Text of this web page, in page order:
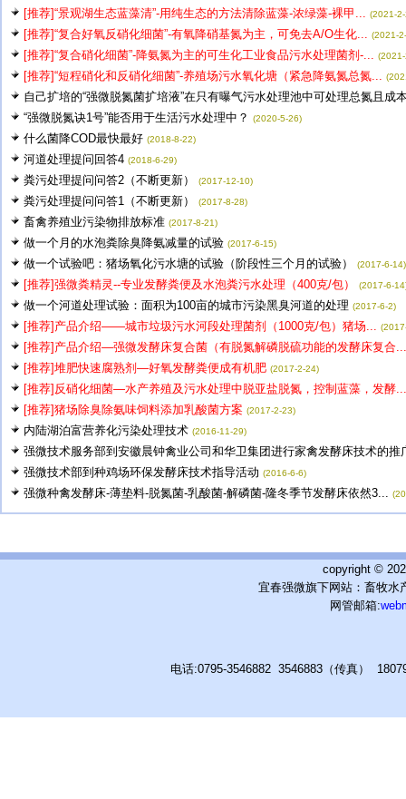
[推荐]“景观湖生态蓝藻清”-用纯生态的方法清除蓝藻-浓绿藻-裸甲... (2021-
[推荐]“复合好氧反硝化细菌”-有氧降硝基氮为主，可免去A/O生化... (2021-
[推荐]“复合硝化细菌”-降氨氮为主的可生化工业食品污水处理菌剂-...
[推荐]“短程硝化和反硝化细菌”-养殖场污水氧化塘（紧急降氨氮总氮...
自己扩培的“强微脱氮菌扩培液”在只有曝气污水处理池中可处理总氮且成
“强微脱氮诀1号”能否用于生活污水处理中？
(2020-5-26)
什么菌降COD最快最好 (2018-8-22)
河道处理提问回答4 (2018-6-29)
粪污处理提问问答2（不断更新） (2017-12-10)
粪污处理提问问答1（不断更新） (2017-8-28)
畜禽养殖业污染物排放标准 (2017-8-21)
做一个月的水泡粪除臭降氨减量的试验 (2017-6-15)
做一个试验吧：猪场氧化污水塘的试验（阶段性三个月的试验） (2017-6-14)
[推荐]强微粪精灵--专业发酵粪便及水泡粪污水处理（400克/包） (2017-6-
做一个河道处理试验：面积为100亩的城市污染黑臭河道的处理 (2017-6-2)
[推荐]产品介绍——城市垃圾污水河段处理菌剂（1000克/包）猪场...
[推荐]产品介绍—强微发酵床复合菌（有脱氮解磷脱硫功能的发酵床复合...
[推荐]堆肥快速腐熟剂—好氧发酵粪便成有机肥 (2017-2-24)
[推荐]反硝化细菌—水产养殖及污水处理中脱亚盐脱氮，控制蓝藻，发酵...
[推荐]猪场除臭除氨味饲料添加乳酸菌方案 (2017-2-23)
内陆湖泊富营养化污染处理技术 (2016-11-29)
强微技术服务部到安徽晨钟禽业公司和华卫集团进行家禽发酵床技术的推
强微技术部到种鸡场环保发酵床技术指导活动 (2016-6-6)
强微种禽发酵床-薄垫料-脱氮菌-乳酸菌-解磷菌-隆冬季节发酵床依然3...
copyright ©
宜春强微旗下网站：畜牧水
网管邮箱:
电话:0795-3546882 3546883（传真）